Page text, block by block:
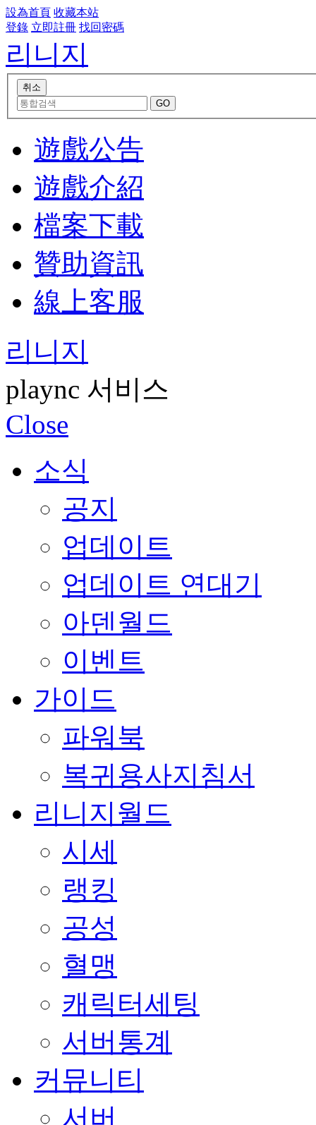
設為首頁 收藏本站
登錄 立即註冊 找回密碼
리니지
遊戲公告
遊戲介紹
檔案下載
贊助資訊
線上客服
리니지
plaync 서비스
Close
소식
공지
업데이트
업데이트 연대기
아덴월드
이벤트
가이드
파워북
복귀용사지침서
리니지월드
시세
랭킹
공성
혈맹
캐릭터세팅
서버통계
커뮤니티
서버